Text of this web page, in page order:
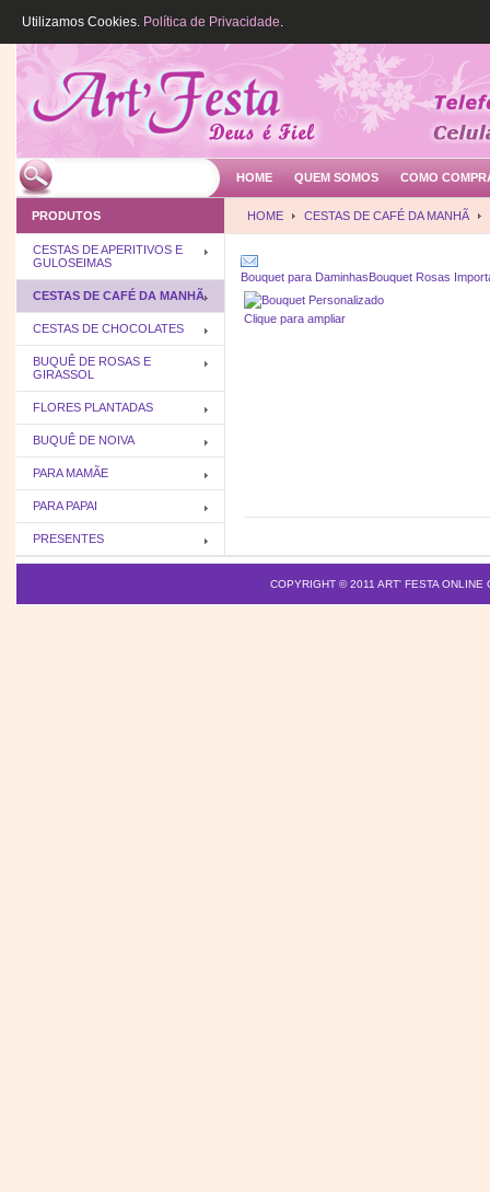
HOME QUEM SOMOS COMO
HOME CESTAS DE CAFÉ DA MANHÃ
Bouquet para DaminhasBouquet Rosas
Clique para ampliar
PRODUTOS
CESTAS DE APERITIVOS E
GULOSEIMAS
CESTAS DE CAFÉ DA MANHÃ
CESTAS DE CHOCOLATES
BUQUÊ DE ROSAS E
GIRASSOL
FLORES PLANTADAS
BUQUÊ DE NOIVA
PARA MAMÃE
PARA PAPAI
PRESENTES
COPYRIGHT © 2011 ART' FESTA ONLINE
Utilizamos Cookies. Política de Privacidade.